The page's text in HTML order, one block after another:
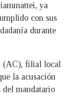
ya
con sus
durante
(AC), filial local
la acusación
del mandatario